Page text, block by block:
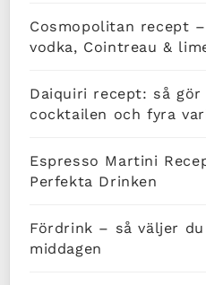
Cosmopolitan recept
vodka, Cointreau &
Daiquiri recept: så
cocktailen och fyra
Espresso Martini
Perfekta Drinken
Fördrink – så väljer
middagen